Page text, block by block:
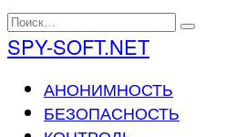
Перейти
к
содержанию
Search
for:
SPY-SOFT.NET
АНОНИМНОСТЬ
БЕЗОПАСНОСТЬ